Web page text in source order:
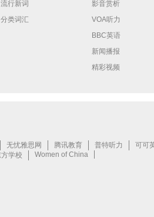
流行新词
分类词汇
影音赏析
VOA听力
BBC英语
新闻播报
精彩视频